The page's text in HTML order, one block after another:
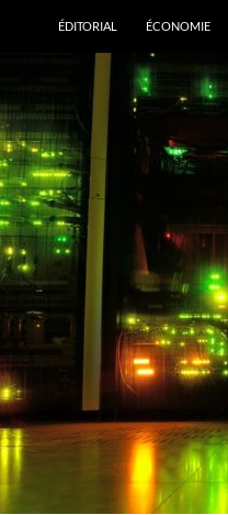
ÉDITORIAL ÉCONOMIE